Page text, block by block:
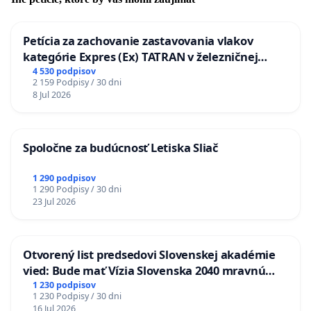
Petícia za zachovanie zastavovania vlakov
kategórie Expres (Ex) TATRAN v železničnej
stanici Púchov
4 530 podpisov
2 159 Podpisy / 30 dni
8 Jul 2026
Spoločne za budúcnosť Letiska Sliač
1 290 podpisov
1 290 Podpisy / 30 dni
23 Jul 2026
Otvorený list predsedovi Slovenskej akadémie
vied: Bude mať Vízia Slovenska 2040 mravnú
chrbticu?
1 230 podpisov
1 230 Podpisy / 30 dni
16 Jul 2026